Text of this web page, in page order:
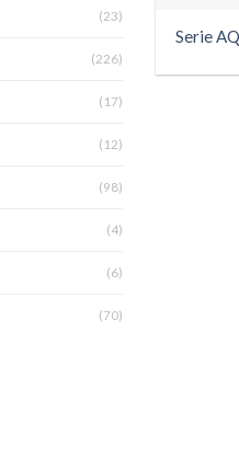
(23)
(226)
(17)
(12)
(98)
(4)
(6)
(70)
Serie AQ